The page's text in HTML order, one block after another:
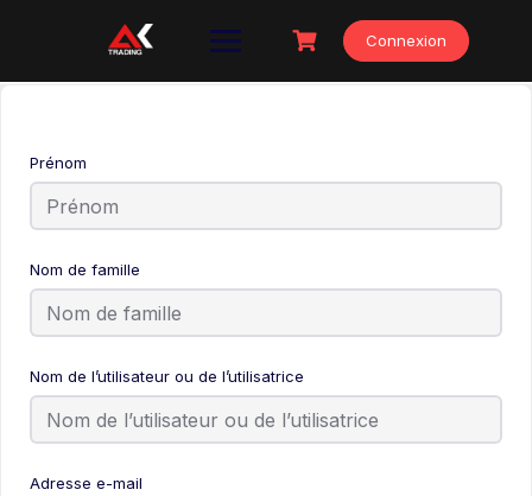
Connexion
Prénom
Nom de famille
Nom de l’utilisateur ou de l’utilisatrice
Adresse e-mail